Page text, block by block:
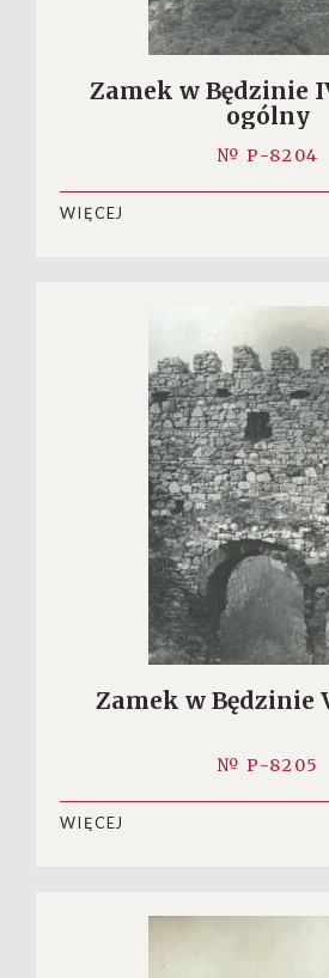
Zamek w Będzinie
ogólny
№ P-8204
WIĘCEJ
Zamek w Będzinie
№ P-8205
WIĘCEJ